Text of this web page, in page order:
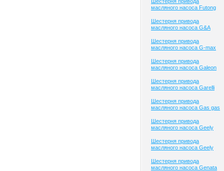
масляного насоса Futong
Шестерня привода
масляного насоса G&A
Шестерня привода
масляного насоса G-max
Шестерня привода
масляного насоса Galeon
Шестерня привода
масляного насоса Garelli
Шестерня привода
масляного насоса Gas gas
Шестерня привода
масляного насоса Geely
Шестерня привода
масляного насоса Geely
Шестерня привода
масляного насоса Genata